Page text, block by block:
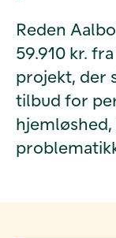
Reden
59.910 kr.
projekt, der
tilbud for